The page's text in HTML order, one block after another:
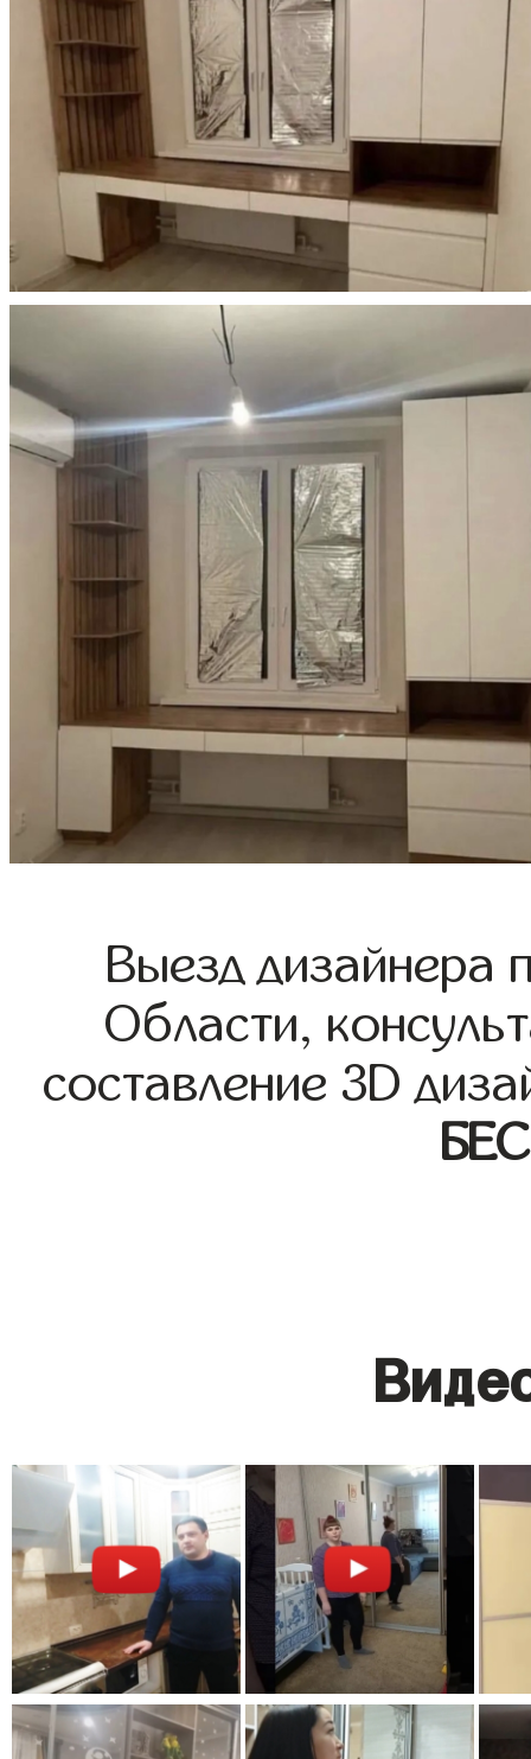
Выезд дизайнера
Области,
составление 3D